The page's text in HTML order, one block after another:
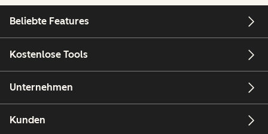
Beliebte Features
Kostenlose Tools
Unternehmen
Kunden